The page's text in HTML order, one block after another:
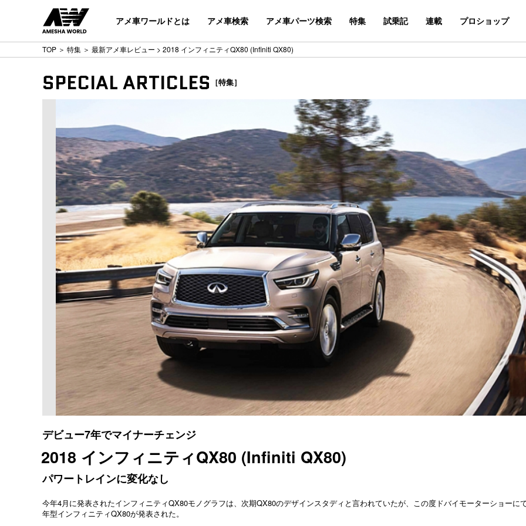
アメ車ワールドとは アメ車検索 アメ車パーツ検索 特集 試乗記 連載 プロショップ
TOP ＞ 特集 ＞ 最新アメ車レビュー > 2018 インフィニティQX80 (Infiniti QX80)
SPECIAL ARTICLES ［特集］
デビュー7年でマイナーチェンジ
2018 インフィニティQX80 (Infiniti QX80)
パワートレインに変化なし
今年4月に発表されたインフィニティQX80モノグラフは、次期QX80のデザインスタディと言われていたが、この度ドバイモーターショーに
年型インフィニティQX80が発表された。